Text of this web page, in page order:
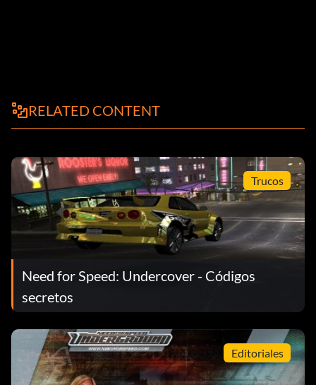
RELATED CONTENT
Trucos
Need for Speed: Undercover - Códigos
secretos
Editoriales